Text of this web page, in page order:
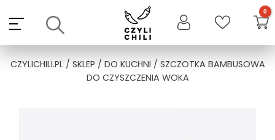
content
CZYLICHILI.PL/ SKLEP / DO KUCHNI / SZCZOTKA BAMBUSOWA
DO CZYSZCZENIA WOKA